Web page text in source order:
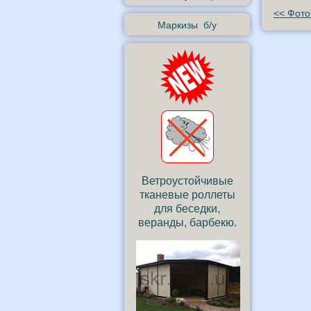
Маркизы б/у
Ветроустойчивые
тканевые роллеты
для беседки,
веранды, барбекю.
<<